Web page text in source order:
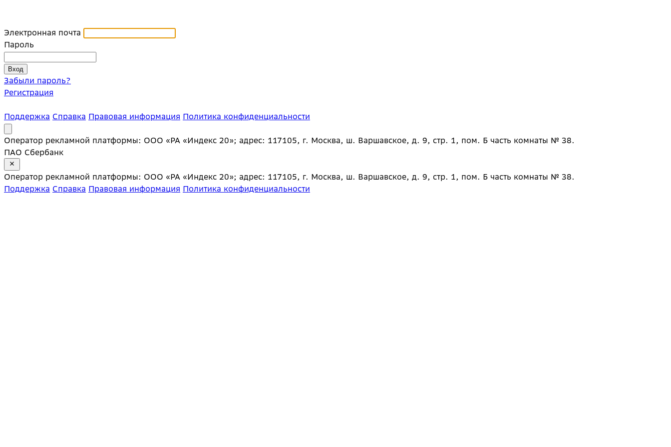
Электронная почта
Пароль
Забыли пароль?
Регистрация
Поддержка Справка Правовая информация Политика конфиденциальности
Оператор рекламной платформы: ООО «РА «Индекс 20»; адрес: 117105, г. Москва, ш. Варшавское, д. 9, стр. 1, пом. Б часть комнаты № 38.
ПАО Сбербанк
Оператор рекламной платформы: ООО «РА «Индекс 20»; адрес: 117105, г. Москва, ш. Варшавское, д. 9, стр. 1, пом. Б часть комнаты № 38.
Поддержка Справка Правовая информация Политика конфиденциальности